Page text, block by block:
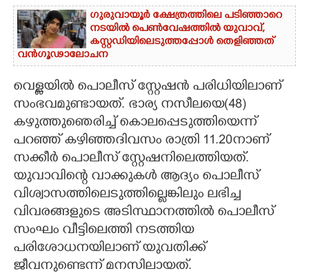
ഗുരുവായൂർ ക്ഷേത്രത്തിലെ പടിഞ്ഞാറെ
നടയിൽ പെൺവേഷത്തിൽ യുവാവ്,​
കസ്റ്റഡിയിലെടുത്തപ്പോൾ തെളിഞ്ഞത്
വൻഗൂഢാലോചന
വെള്ളയിൽ പൊലീസ് സ്റ്റേഷൻ പരിധിയിലാണ്
സംഭവമുണ്ടായത്. ഭാര്യ നസീലയെ(48)
കഴുത്തുഞെരിച്ച് കൊലപ്പെടുത്തിയെന്ന്
പറഞ്ഞ് കഴിഞ്ഞദിവസം രാത്രി 11.20നാണ്
സക്കീർ പൊലീസ് സ്റ്റേഷനിലെത്തിയത്.
യുവാവിന്റെ വാക്കുകൾ ആദ്യം പൊലീസ്
വിശ്വാസത്തിലെടുത്തില്ലെങ്കിലും ലഭിച്ച
വിവരങ്ങളുടെ അടിസ്ഥാനത്തിൽ പൊലീസ്
സംഘം വീട്ടിലെത്തി നടത്തിയ
പരിശോധനയിലാണ് യുവതിക്ക്
ജീവനുണ്ടെന്ന് മനസിലായത്.